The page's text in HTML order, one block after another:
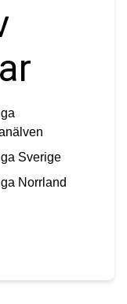
Sverige
Norrland